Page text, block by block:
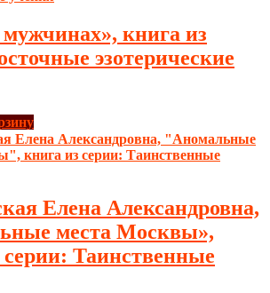
книга из
эзотерические
Елена Александровна,
места Москвы»,
серии: Таинственные